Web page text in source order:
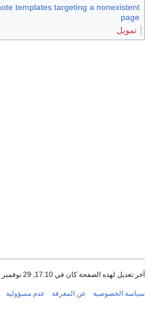
templates targeting a nonexistent
page
تمويل
آخر تعديل لهذه الصفحة كان في 17:10, 29 نوفمبر 2020.
سياسة الخصوصية عن المعرفة عدم مسؤولية